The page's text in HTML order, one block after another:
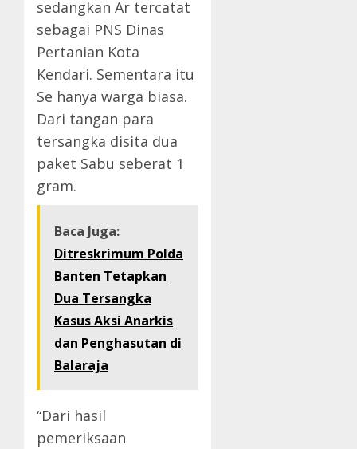
sedangkan Ar tercatat
sebagai PNS Dinas
Pertanian Kota
Kendari. Sementara itu
Se hanya warga biasa.
Dari tangan para
tersangka disita dua
paket Sabu seberat 1
gram.
Baca Juga:
Ditreskrimum Polda
Banten Tetapkan
Dua Tersangka
Kasus Aksi Anarkis
dan Penghasutan di
Balaraja
“Dari hasil
pemeriksaan